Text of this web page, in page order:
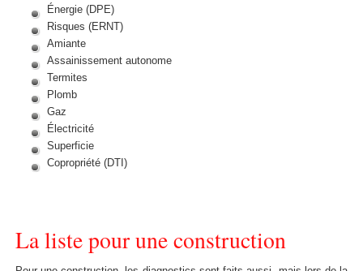
Énergie (DPE)
Risques (ERNT)
Amiante
Assainissement autonome
Termites
Plomb
Gaz
Électricité
Superficie
Copropriété (DTI)
La liste pour une construction